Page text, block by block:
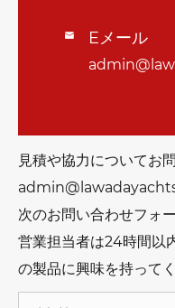
 Eメール
見積や協力についてお
次のお問い合わせフォ
営業担当者は24時間以
の製品に興味を持って